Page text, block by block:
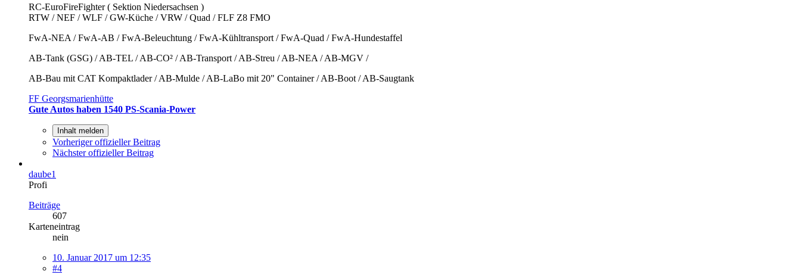
RC-EuroFireFighter ( Sektion Niedersachsen )
RTW / NEF / WLF / GW-Küche / VRW / Quad / FLF Z8 FMO
FwA-NEA / FwA-AB / FwA-Beleuchtung / FwA-Kühltransport / FwA-Quad / FwA-Hundestaffel
AB-Tank (GSG) / AB-TEL / AB-CO² / AB-Transport / AB-Streu / AB-NEA / AB-MGV /
AB-Bau mit CAT Kompaktlader / AB-Mulde / AB-LaBo mit 20" Container / AB-Boot / AB-Saugtank
FF Georgsmarienhütte
Gute Autos haben 1540 PS-Scania-Power
Inhalt melden
Vorheriger offizieller Beitrag
Nächster offizieller Beitrag
daube1
Profi
Beiträge
607
Karteneintrag
nein
10. Januar 2017 um 12:35
#4